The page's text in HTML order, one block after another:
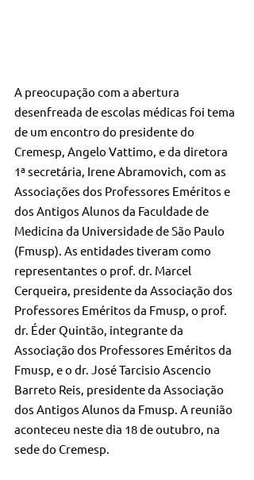
A preocupação com a abertura
desenfreada de escolas médicas foi tema
de um encontro do presidente do
Cremesp, Angelo Vattimo, e da diretora
1ª secretária, Irene Abramovich, com as
Associações dos Professores Eméritos e
dos Antigos Alunos da Faculdade de
Medicina da Universidade de São Paulo
(Fmusp). As entidades tiveram como
representantes o prof. dr. Marcel
Cerqueira, presidente da Associação dos
Professores Eméritos da Fmusp, o prof.
dr. Éder Quintão, integrante da
Associação dos Professores Eméritos da
Fmusp, e o dr. José Tarcisio Ascencio
Barreto Reis, presidente da Associação
dos Antigos Alunos da Fmusp. A reunião
aconteceu neste dia 18 de outubro, na
sede do Cremesp.